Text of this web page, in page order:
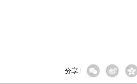
分享: